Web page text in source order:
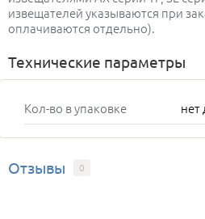
извещателей указываются при
оплачиваются отдельно).
Технические параметры
Кол-во в упаковке нет
Отзывы 0